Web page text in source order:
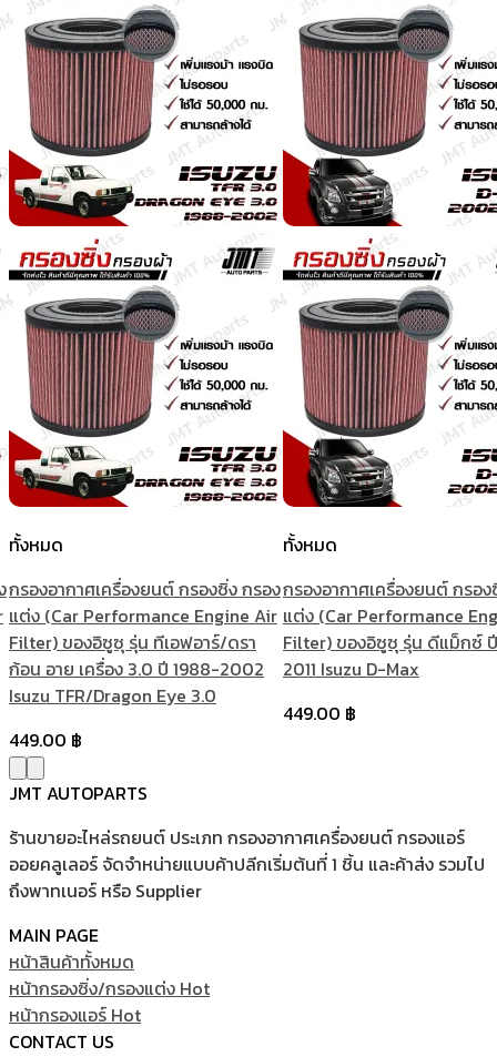
ทั้งหมด
กรองอากาศเครื่องยนต์ กรองซิ่ง กรอง
แต่ง (Car Performance Engine Air
Filter) ของอิซูซุ รุ่น ทีเอฟอาร์/ดรา
ก้อน อาย เครื่อง 3.0 ปี 1988-2002
Isuzu TFR/Dragon Eye 3.0
449.00 ฿
ทั้งหมด
กรองอากาศเครื่องยนต์ กรอ
แต่ง (Car Performance
Filter) ของอิซูซุ รุ่น ดีแม็กซ์
2011 Isuzu D-Max
449.00 ฿
JMT AUTOPARTS
ร้านขายอะไหล่รถยนต์ ประเภท กรองอากาศเครื่องยนต์ กรองแอร์
ออยคลูเลอร์ จัดจำหน่ายแบบค้าปลีกเริ่มต้นที่ 1 ชิ้น และค้าส่ง รวมไป
ถึงพาทเนอร์ หรือ Supplier
MAIN PAGE
หน้าสินค้าทั้งหมด
หน้ากรองซิ่ง/กรองแต่ง
หน้ากรองแอร์
CONTACT US